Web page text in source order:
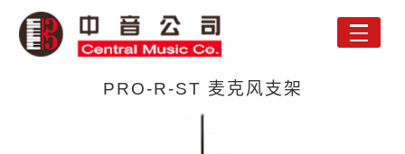
Toggle
PRO-R-ST 麦克风支架